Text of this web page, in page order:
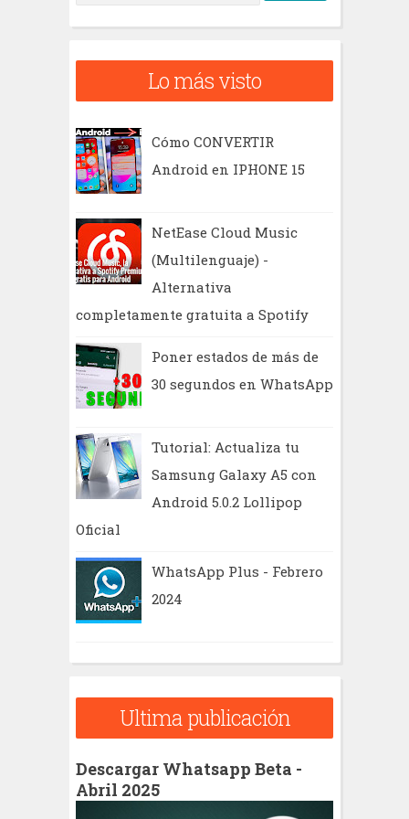
u
c
Lo más visto
Cómo CONVERTIR
Android en IPHONE 15
NetEase Cloud Music
(Multilenguaje) -
Alternativa
completamente gratuita a Spotify
Poner estados de más de
30 segundos en WhatsApp
Tutorial: Actualiza tu
Samsung Galaxy A5 con
Android 5.0.2 Lollipop
Oficial
WhatsApp Plus - Febrero
2024
Ultima publicación
Descargar Whatsapp Beta -
Abril 2025